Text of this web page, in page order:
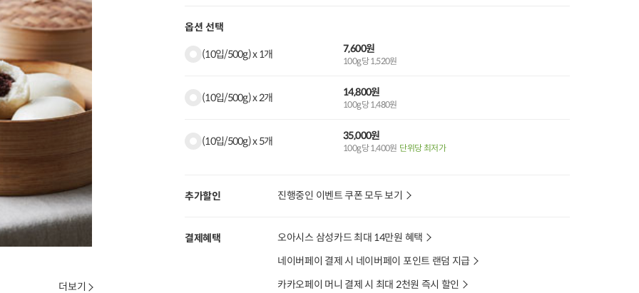
더보기
옵션 선택
(10입/500g) x 1개 7,600원
100g당 1,520원
(10입/500g) x 2개 14,800원
100g당 1,480원
(10입/500g) x 5개 35,000원
100g당 1,400원 단위당 최저가
추가할인 진행중인 이벤트 쿠폰 모두 보기
결제혜택
오아시스 삼성카드 최대 14만원 혜택
네이버페이 결제 시 네이버페이 포인트 랜덤 지급
카카오페이 머니 결제 시 최대 2천원 즉시 할인